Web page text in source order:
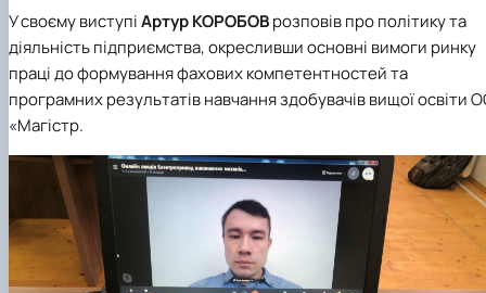
У своєму виступіАртур КОРОБОВрозповів про політику та
діяльність підприємства, окресливши основні вимоги ринку
праці до формування фахових компетентностей та
програмних результатів навчання здобувачів вищої освіти
«Магістр.